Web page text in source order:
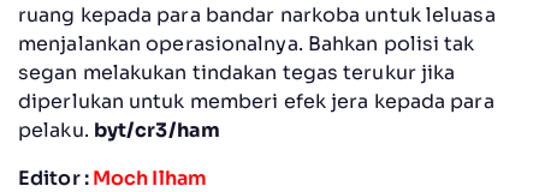
ruang kepada para bandar narkoba untuk leluasa
menjalankan operasionalnya. Bahkan polisi tak
segan melakukan tindakan tegas terukur jika
diperlukan untuk memberi efek jera kepada para
pelaku. byt/cr3/ham
Editor :Moch Ilham